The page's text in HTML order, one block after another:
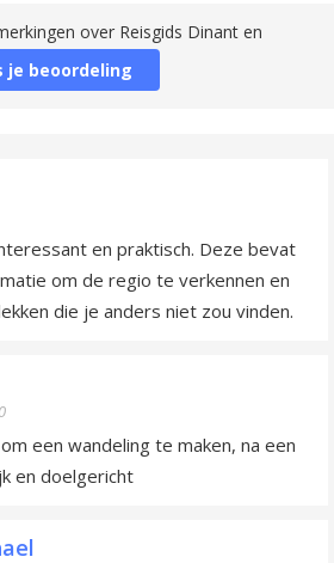
over Reisgids Dinant en
je beoordeling
en praktisch. Deze bevat
om de regio te verkennen en
die je anders niet zou vinden.
een wandeling te maken, na een
en doelgericht